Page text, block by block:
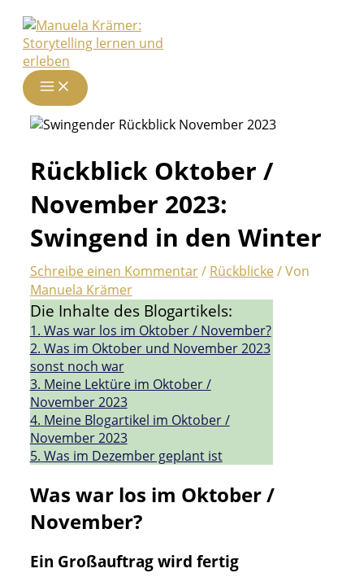
Zum
Inhalt
springen
Rückblick Oktober /
November 2023:
Swingend in den Winter
Schreibe einen Kommentar/ Rückblicke/ Von
Manuela Krämer
Die Inhalte des Blogartikels:
1. Was war los im Oktober / November?
2. Was im Oktober und November 2023
sonst noch war
3. Meine Lektüre im Oktober /
November 2023
4. Meine Blogartikel im Oktober /
November 2023
5. Was im Dezember geplant ist
Was war los im Oktober /
November?
Ein Großauftrag wird fertig